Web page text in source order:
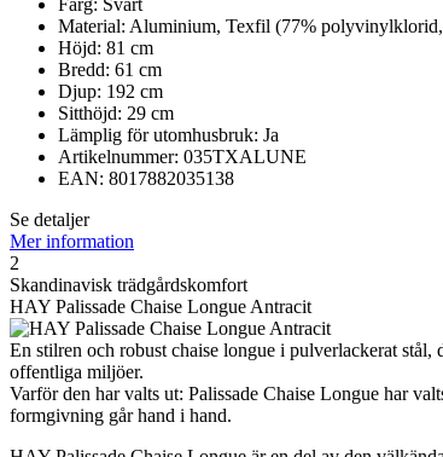
Material: Aluminium, Texfil (77%
Höjd: 81 cm
Bredd: 61 cm
Djup: 192 cm
Sitthöjd: 29 cm
Lämplig för utomhusbruk: Ja
Artikelnummer: 035TXALUNE
EAN: 8017882035138
Se detaljer
Mer information
2
Skandinavisk trädgårdskomfort
HAY Palissade Chaise Longue Antracit
En stilren och robust chaise longue i pulverlackerat
offentliga miljöer.
Varför den har valts ut: Palissade Chaise Longue har
formgivning går hand i hand.